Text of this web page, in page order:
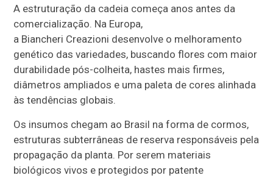
A estruturação da cadeia começa anos antes da
comercialização. Na Europa,
a Biancheri Creazioni desenvolve o melhoramento
genético das variedades, buscando flores com maior
durabilidade pós-colheita, hastes mais firmes,
diâmetros ampliados e uma paleta de cores alinhada
às tendências globais.
Os insumos chegam ao Brasil na forma de cormos,
estruturas subterrâneas de reserva responsáveis pela
propagação da planta. Por serem materiais
biológicos vivos e protegidos por patente